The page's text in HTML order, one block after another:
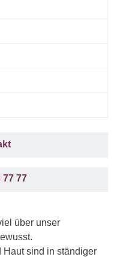
77 77
über unser
Haut sind in ständiger